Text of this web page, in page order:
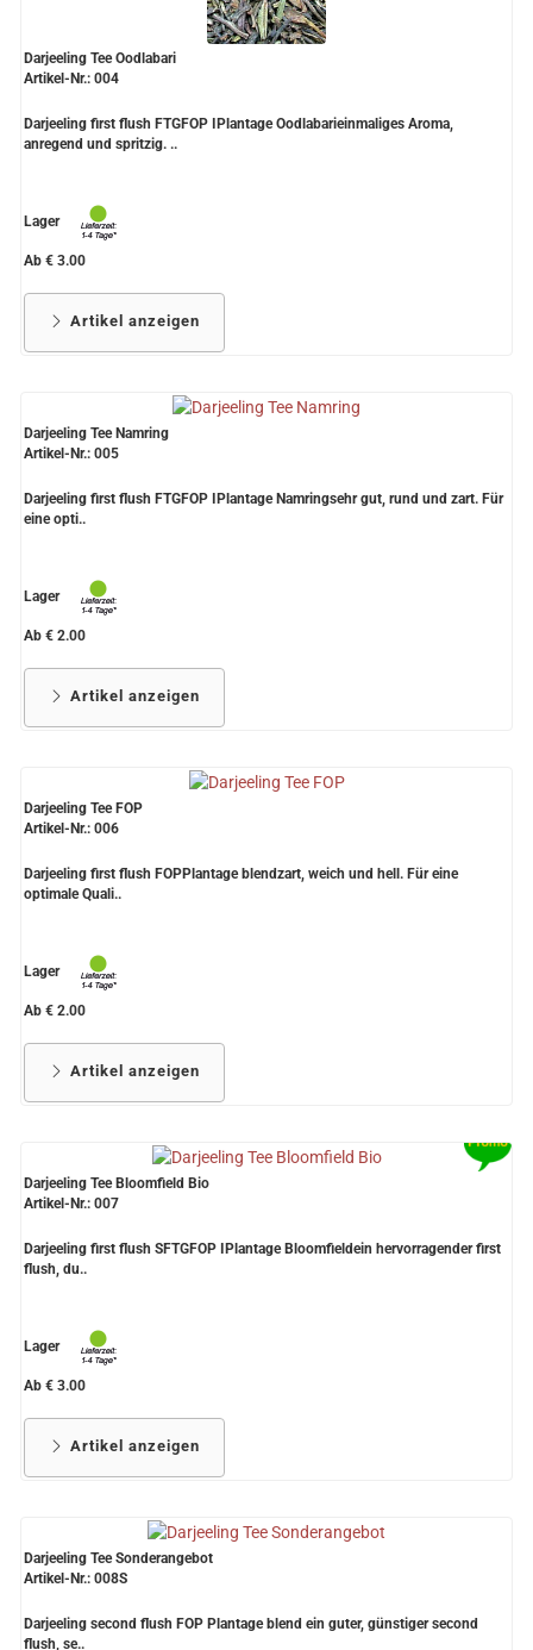
Darjeeling Tee Oodlabari
Artikel-Nr.: 004
Darjeeling first flush FTGFOP IPlantage Oodlabarieinmaliges Aroma,
anregend und spritzig. ..
Lager
Ab € 3.00
Artikel anzeigen
Darjeeling Tee Namring
Artikel-Nr.: 005
Darjeeling first flush FTGFOP IPlantage Namringsehr gut, rund und zart. Für
eine opti..
Lager
Ab € 2.00
Artikel anzeigen
Darjeeling Tee FOP
Artikel-Nr.: 006
Darjeeling first flush FOPPlantage blendzart, weich und hell. Für eine
optimale Quali..
Lager
Ab € 2.00
Artikel anzeigen
Darjeeling Tee Bloomfield Bio
Artikel-Nr.: 007
Darjeeling first flush SFTGFOP IPlantage Bloomfieldein hervorragender first
flush, du..
Lager
Ab € 3.00
Artikel anzeigen
Darjeeling Tee Sonderangebot
Artikel-Nr.: 008S
Darjeeling second flush FOP Plantage blend ein guter, günstiger second
flush, se..